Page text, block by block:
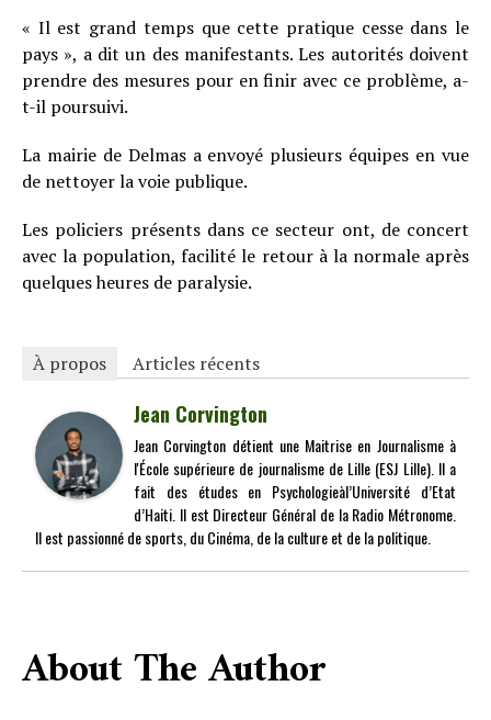
« Il est grand temps que cette pratique cesse dans le
pays », a dit un des manifestants. Les autorités doivent
prendre des mesures pour en finir avec ce problème, a-
t-il poursuivi.
La mairie de Delmas a envoyé plusieurs équipes en vue
de nettoyer la voie publique.
Les policiers présents dans ce secteur ont, de concert
avec la population, facilité le retour à la normale après
quelques heures de paralysie.
À propos Articles récents
Jean Corvington
Jean Corvington détient une Maitrise en Journalisme à
l'École supérieure de journalisme de Lille (ESJ Lille). Il a
fait des études en Psychologieàl’Université d’Etat
d’Haiti. Il est Directeur Général de la Radio Métronome.
Il est passionné de sports, du Cinéma, de la culture et de la politique.
About The Author